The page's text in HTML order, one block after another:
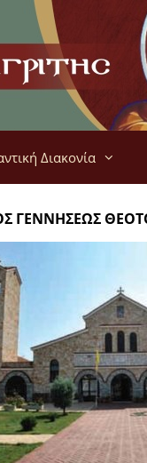
Διακονία
ΓΕΝΝΗΣΕΩΣ